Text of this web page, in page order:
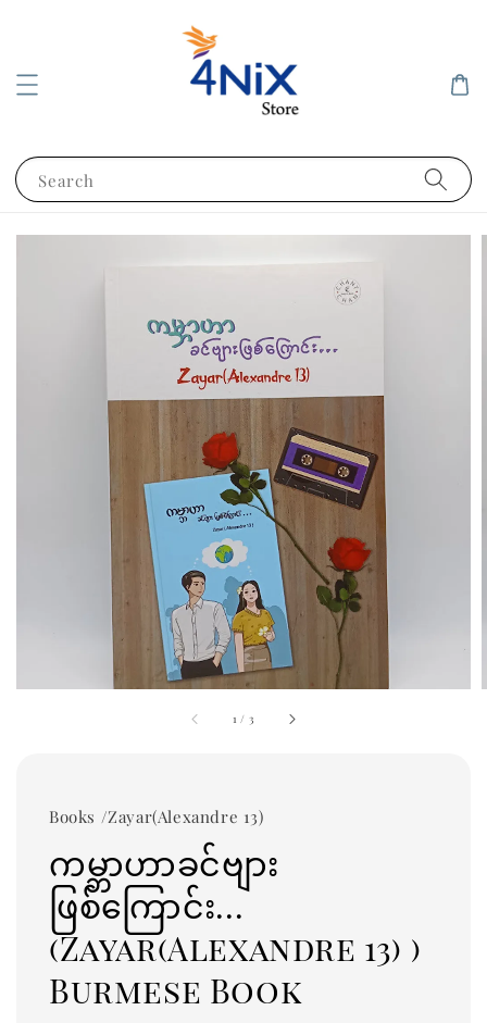
Search
1 / 3
Books /Zayar(Alexandre 13)
ကမ္ဘာဟာခင်ဗျား
ဖြစ်ကြောင်း...
(Zayar(Alexandre 13) )
Burmese Book